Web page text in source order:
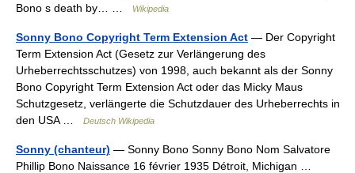
Bono s death by… …
Wikipedia
Sonny Bono Copyright Term Extension Act — Der Copyright
Term Extension Act (Gesetz zur Verlängerung des
Urheberrechtsschutzes) von 1998, auch bekannt als der Sonny
Bono Copyright Term Extension Act oder das Micky Maus
Schutzgesetz, verlängerte die Schutzdauer des Urheberrechts in
den USA …
Deutsch Wikipedia
Sonny (chanteur) — Sonny Bono Sonny Bono Nom Salvatore
Phillip Bono Naissance 16 février 1935 Détroit, Michigan …